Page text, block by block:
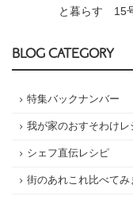
と暮らす 15
BLOG CATEGORY
特集バックナンバー
我が家のおすそわけレ
シェフ直伝レシピ
街のあれこれ比べてみ